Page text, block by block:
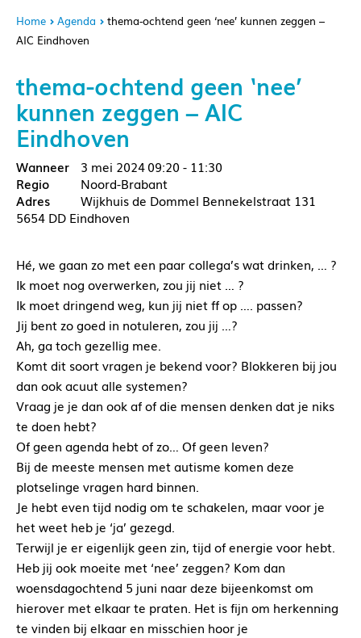
Home Agenda
thema-ochtend geen ‘nee’ kunnen zeggen –
AIC Eindhoven
thema-ochtend geen ‘nee’
kunnen zeggen – AIC
Eindhoven
3 mei 202409:20 - 11:30
Noord-Brabant
Wijkhuis de Dommel Bennekelstraat 131
5654 DD Eindhoven
Hé, we gaan zo met een paar collega’s wat drinken, … ?
Ik moet nog overwerken, zou jij niet … ?
Ik moet dringend weg, kun jij niet ff op …. passen?
Jij bent zo goed in notuleren, zou jij …?
Ah, ga toch gezellig mee.
Komt dit soort vragen je bekend voor? Blokkeren bij jou
dan ook acuut alle systemen?
Vraag je je dan ook af of die mensen denken dat je niks
te doen hebt?
Of geen agenda hebt of zo… Of geen leven?
Bij de meeste mensen met autisme komen deze
plotselinge vragen hard binnen.
Je hebt even tijd nodig om te schakelen, maar voor je
het weet heb je ‘ja’ gezegd.
Terwijl je er eigenlijk geen zin, tijd of energie voor hebt.
Heb jij ook moeite met ‘nee’ zeggen? Kom dan
woensdagochtend 5 juni naar deze bijeenkomst om
hierover met elkaar te praten. Het is fijn om herkenning
te vinden bij elkaar en misschien hoor je